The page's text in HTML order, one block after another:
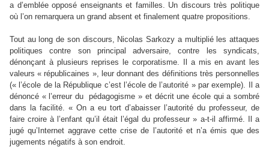
a d’emblée opposé enseignants et familles. Un discours très politique
où l’on remarquera un grand absent et finalement quatre propositions.
Tout au long de son discours, Nicolas Sarkozy a multiplié les attaques
politiques contre son principal adversaire, contre les syndicats,
dénonçant à plusieurs reprises le corporatisme. Il a mis en avant les
valeurs « républicaines », leur donnant des définitions très personnelles
(« l’école de la République c’est l’école de l’autorité » par exemple). Il a
dénoncé « l’erreur du pédagogisme » et décrit une école qui a sombré
dans la facilité. « On a eu tort d’abaisser l’autorité du professeur, de
faire croire à l’enfant qu’il était l’égal du professeur » a-t-il affirmé. Il a
jugé qu’Internet aggrave cette crise de l’autorité et n’a émis que des
jugements négatifs à son endroit.